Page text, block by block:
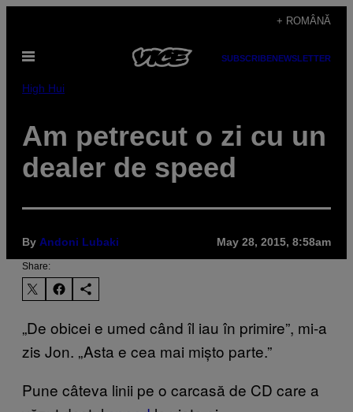
content
+ ROMÂNĂ
Open
SUBSCRIBENEWSLETTER
High Hui
​Am petrecut o zi cu un
dealer de speed
By Andoni Lubaki May 28, 2015, 8:58am
Share:
„De obicei e umed când îl iau în primire”, mi-a
zis Jon. „Asta e cea mai mișto parte.”
Pune câteva linii pe o carcasă de CD care a